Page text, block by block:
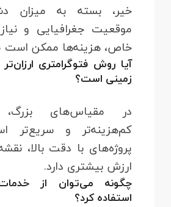
خیر، بسته به میزان
موقعیت جغرافیایی و
خاص، هزینه‌ها ممکن است
آیا روش فتوگرامتری ارزان‌تر
زمینی است؟
در مقیاس‌های بزرگ،
کم‌هزینه‌تر و سریع‌تر
پروژه‌های با دقت بالا،
ارزش بیشتری دارد.
چگونه می‌توان از خدمات
استفاده کرد؟